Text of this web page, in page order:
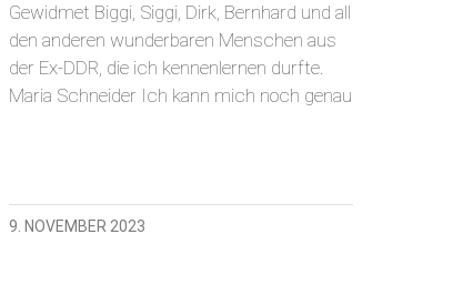
Gewidmet Biggi, Siggi, Dirk, Bernhard und all
den anderen wunderbaren Menschen aus
der Ex-DDR, die ich kennenlernen durfte.
Maria Schneider Ich kann mich noch genau
9. NOVEMBER 2023